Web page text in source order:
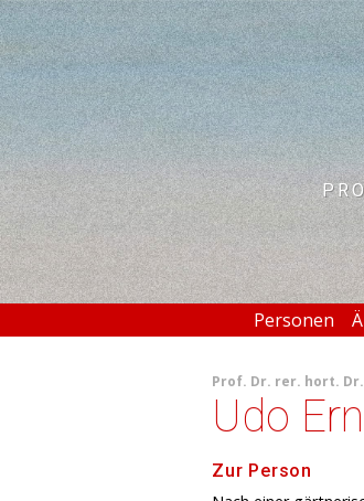
Personen
Prof. Dr. rer. hort.
Udo
Zur Person